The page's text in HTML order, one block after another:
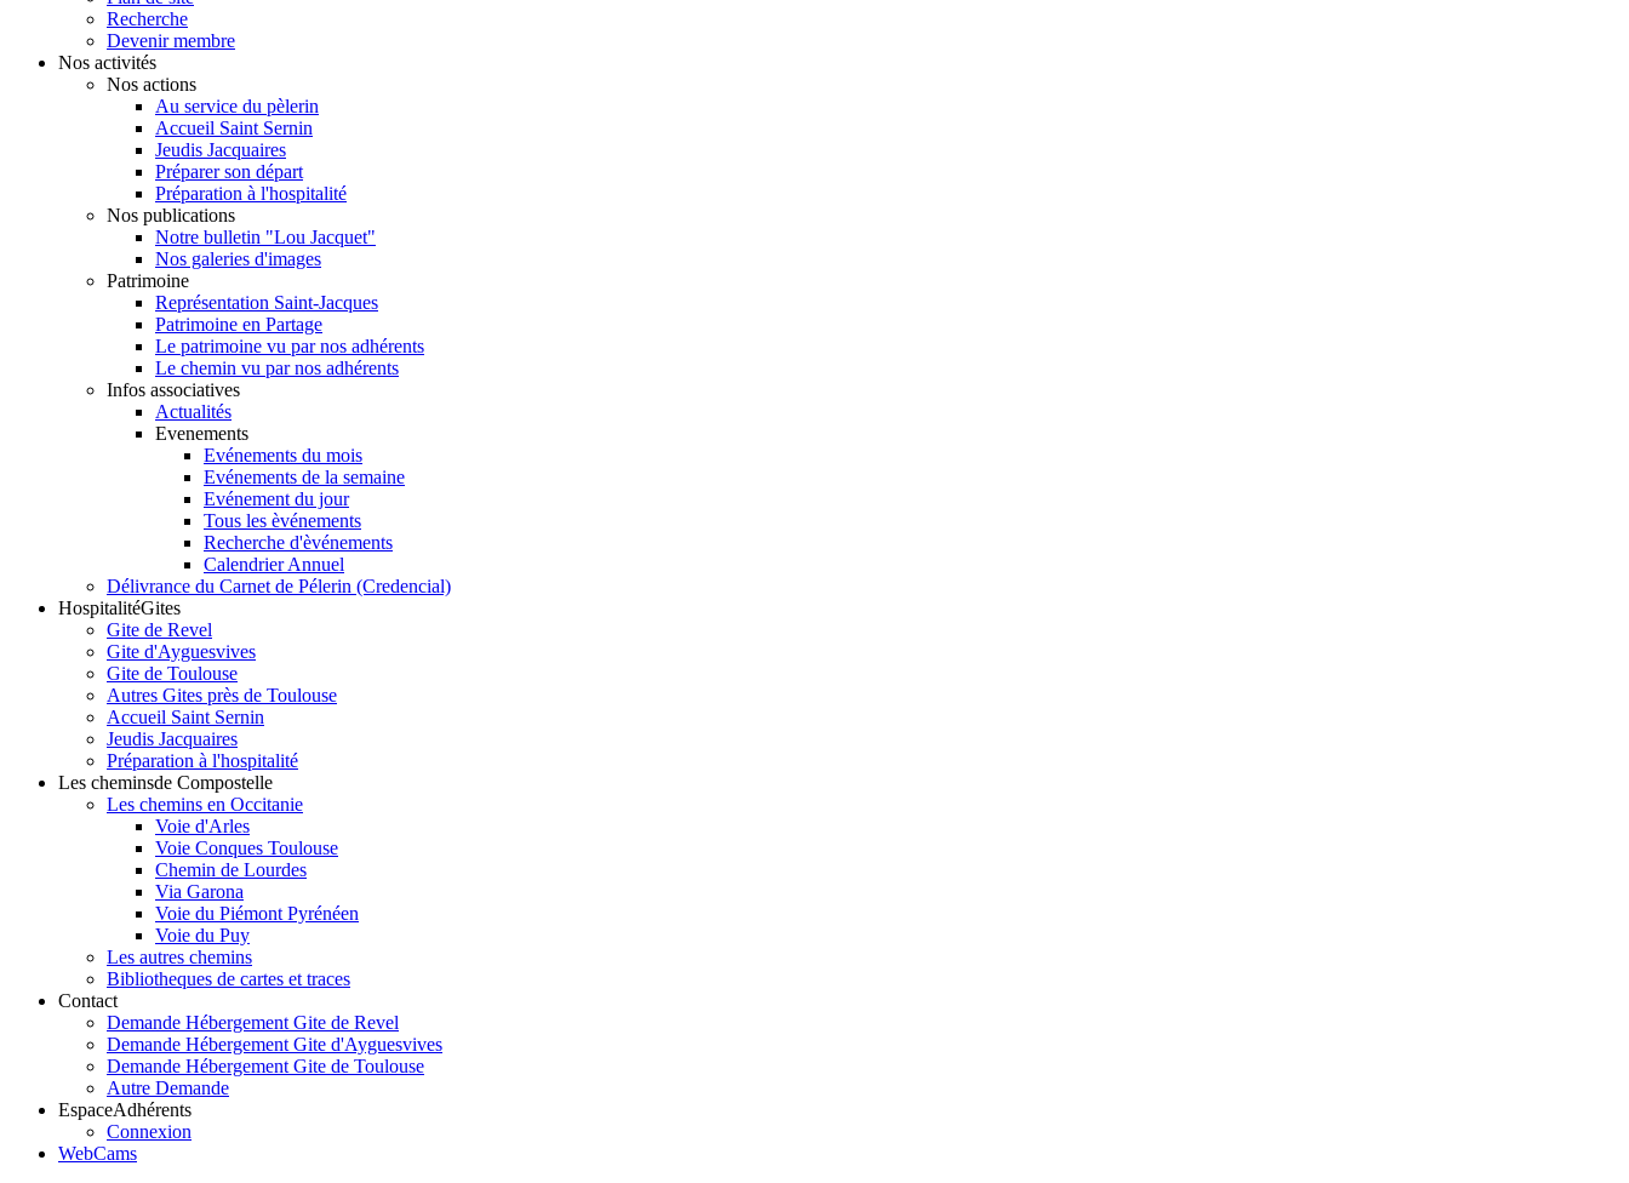
Recherche
Devenir membre
Nos activités
Nos actions
Au service du pèlerin
Accueil Saint Sernin
Jeudis Jacquaires
Préparer son départ
Préparation à l'hospitalité
Nos publications
Notre bulletin "Lou Jacquet"
Nos galeries d'images
Patrimoine
Représentation Saint-Jacques
Patrimoine en Partage
Le patrimoine vu par nos adhérents
Le chemin vu par nos adhérents
Infos associatives
Actualités
Evenements
Evénements du mois
Evénements de la semaine
Evénement du jour
Tous les èvénements
Recherche d'èvénements
Calendrier Annuel
Délivrance du Carnet de Pélerin (Credencial)
HospitalitéGites
Gite de Revel
Gite d'Ayguesvives
Gite de Toulouse
Autres Gites près de Toulouse
Accueil Saint Sernin
Jeudis Jacquaires
Préparation à l'hospitalité
Les cheminsde Compostelle
Les chemins en Occitanie
Voie d'Arles
Voie Conques Toulouse
Chemin de Lourdes
Via Garona
Voie du Piémont Pyrénéen
Voie du Puy
Les autres chemins
Bibliotheques de cartes et traces
Contact
Demande Hébergement Gite de Revel
Demande Hébergement Gite d'Ayguesvives
Demande Hébergement Gite de Toulouse
Autre Demande
EspaceAdhérents
Connexion
WebCams